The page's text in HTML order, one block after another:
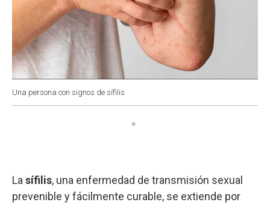
Una persona con signos de sífilis
La sífilis, una enfermedad de transmisión sexual
prevenible y fácilmente curable, se extiende por